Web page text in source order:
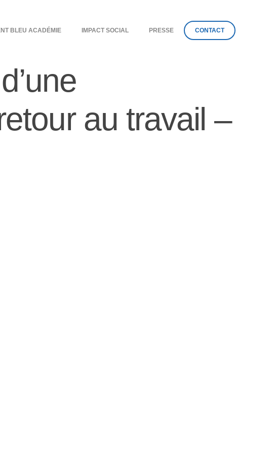
BLEU ACADÉMIE IMPACT SOCIAL PRESSE CONTACT
au travail –